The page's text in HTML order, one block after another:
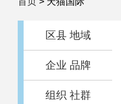
区县 地域
企业 品牌
组织 社群